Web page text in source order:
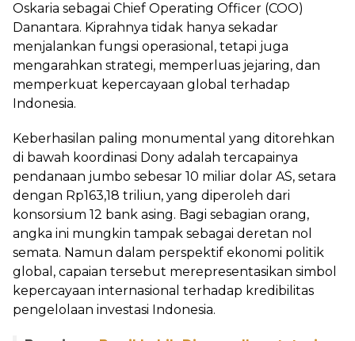
Oskaria sebagai Chief Operating Officer (COO)
Danantara. Kiprahnya tidak hanya sekadar
menjalankan fungsi operasional, tetapi juga
mengarahkan strategi, memperluas jejaring, dan
memperkuat kepercayaan global terhadap
Indonesia.
Keberhasilan paling monumental yang ditorehkan
di bawah koordinasi Dony adalah tercapainya
pendanaan jumbo sebesar 10 miliar dolar AS, setara
dengan Rp163,18 triliun, yang diperoleh dari
konsorsium 12 bank asing. Bagi sebagian orang,
angka ini mungkin tampak sebagai deretan nol
semata. Namun dalam perspektif ekonomi politik
global, capaian tersebut merepresentasikan simbol
kepercayaan internasional terhadap kredibilitas
pengelolaan investasi Indonesia.